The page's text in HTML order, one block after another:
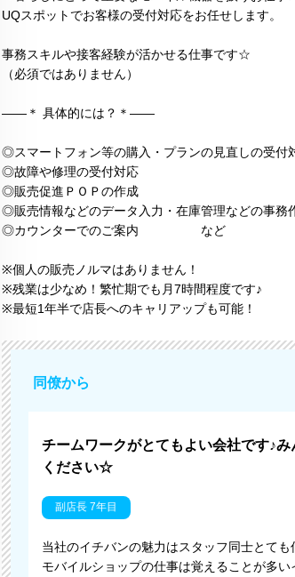
UQスポットでお客様の受付対応をお任せします。
事務スキルや接客経験が活かせる仕事です☆
（必須ではありません）
――＊ 具体的には？＊――
◎スマートフォン等の購入・プランの見直しの受付
◎故障や修理の受付対応
◎販売促進ＰＯＰの作成
◎販売情報などのデータ入力・在庫管理などの事務
◎カウンターでのご案内 など
※個人の販売ノルマはありません！
※残業は少なめ！繁忙期でも月7時間程度です♪
※最短1年半で店長へのキャリアップも可能！
同僚から
チームワークがとてもよい会社です♪
ください☆
副店長 7年目
当社のイチバンの魅力はスタッフ同士とても
モバイルショップの仕事は覚えることが多い